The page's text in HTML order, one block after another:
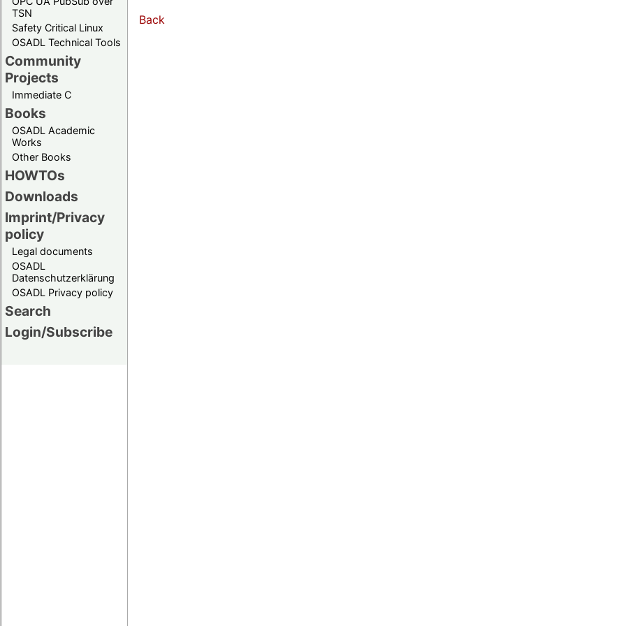
TSN
Safety Critical Linux
OSADL Technical Tools
Community
Projects
Immediate C
Books
OSADL Academic
Works
Other Books
HOWTOs
Downloads
Imprint/Privacy
policy
Legal documents
OSADL
Datenschutzerklärung
OSADL Privacy policy
Search
Login/Subscribe
Back